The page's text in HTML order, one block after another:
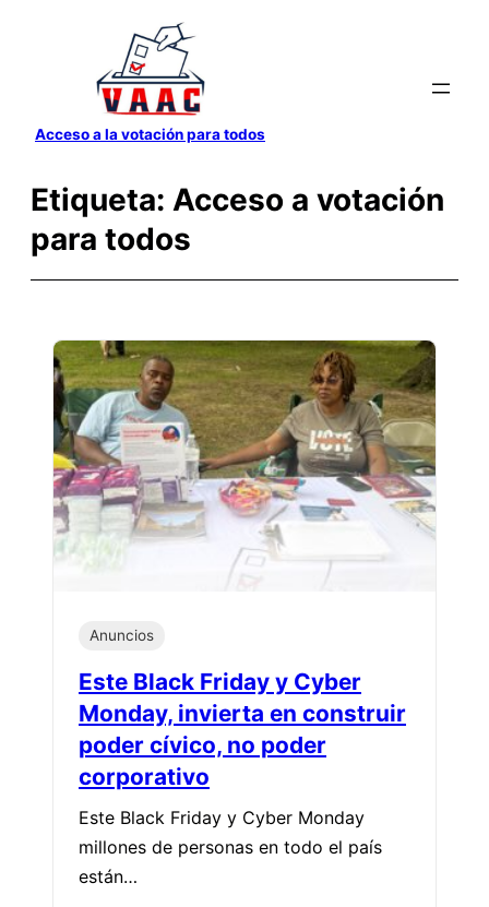
contenido
Acceso a la votación para todos
Etiqueta: Acceso a votación
para todos
Anuncios
Este Black Friday y Cyber
Monday, invierta en construir
poder cívico, no poder
corporativo
Este Black Friday y Cyber Monday
millones de personas en todo el país
están…